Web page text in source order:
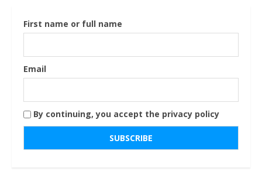
First name or full name
Email
By continuing, you accept the privacy policy